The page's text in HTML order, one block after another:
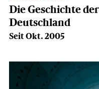
Die Geschichte
Deutschland
Seit Okt. 2005